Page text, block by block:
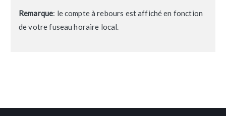
Remarque: le compte à rebours est affiché en fonction
de votre fuseau horaire local.